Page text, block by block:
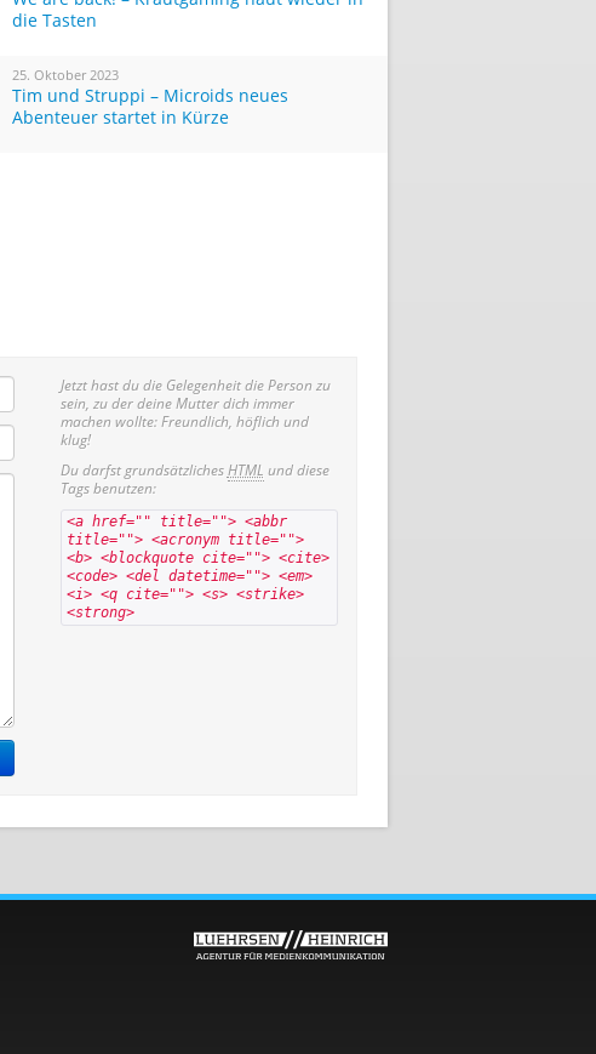
die Tasten
25. Oktober 2023
Tim und Struppi – Microids neues
Abenteuer startet in Kürze
Jetzt hast du die Gelegenheit die Person zu
sein, zu der deine Mutter dich immer
machen wollte: Freundlich, höflich und
klug!
Du darfst grundsätzlichesHTML und diese
Tags benutzen:
<a href="" title=""> <abbr
title=""> <acronym title="">
<b> <blockquote cite=""> <cite>
<code> <del datetime=""> <em>
<i> <q cite=""> <s> <strike>
<strong>